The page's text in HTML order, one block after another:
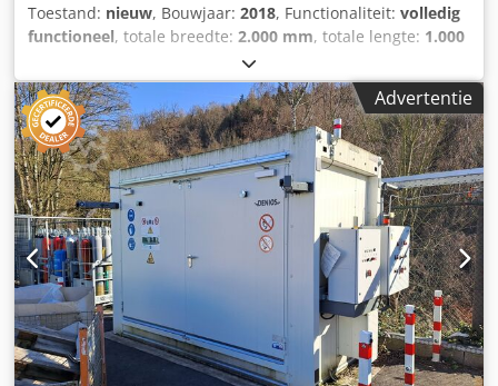
Toestand: nieuw, Bouwjaar: 2018, Functionaliteit: volledig
functioneel, totale breedte: 2.000 mm, totale lengte: 1.000
, Brandwerende deuren – elke deur is nieuw,
ongebruikt en van hoge kwaliteit, enkel geopend voor het
fotograferen. 2 stuks brandwerende deuren van
Teckentrup Door Solutions (verkocht via KAMO Kran und
Toranlagen). Veiligheidsdeuren, stalen deuren, fabrikant
Teckentrup T30 FSA 62 (binnendeuren), enkelvleugelig. DIN
rechts, 1000 x 2000 mm, gegrond in RAL 9002 grijswit en 1
mm staal verzinkt. De deuren zijn nooit gemonteerd
geweest. Inclusief compleet kozijn (1 stuk) voor metselwerk
265 mm met GEZE-glijrail. 1 bovendorpel-deurdranger,
magneetcontact en grendelschakelaar voor bewaking van
de status, slot met paniekfunctie, krukgarnituur, één deur
extra voorzien van een geïntegreerde elektrische
deuropener. Brandvertragend. Het deurblad is 62 mm dik.
Advertentie